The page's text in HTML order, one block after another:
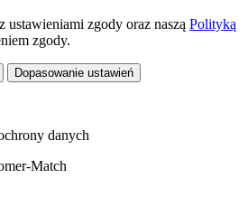
ustawieniami zgody oraz naszą Polityką
zgody.
Dopasowanie ustawień
danych
Match